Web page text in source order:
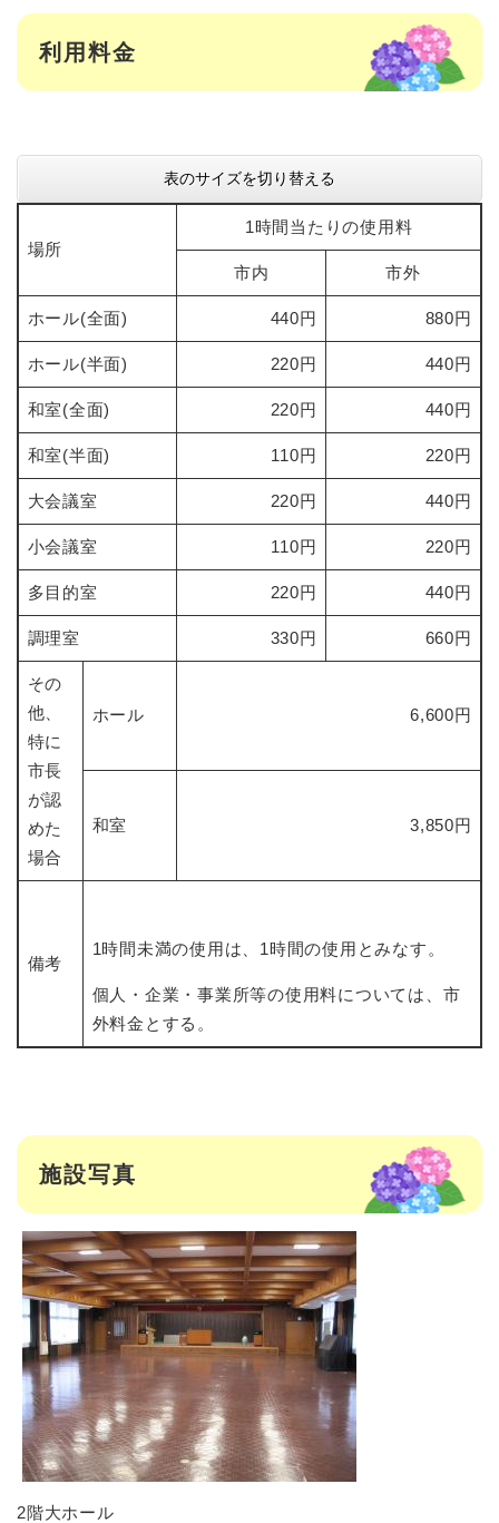
利用料金
表のサイズを切り替える
場所
1時間当たりの使用料
市内 市外
ホール(全面) 440円 880円
ホール(半面) 220円 440円
和室(全面) 220円 440円
和室(半面) 110円 220円
大会議室 220円 440円
小会議室 110円 220円
多目的室 220円 440円
調理室 330円 660円
その
他、
特に
市長
が認
めた
場合
ホール 6,600円
和室 3,850円
備考
1時間未満の使用は、1時間の使用とみなす。
個人・企業・事業所等の使用料については、市
外料金とする。
施設写真
2階大ホール